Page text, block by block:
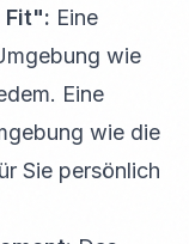
Fit": Eine
wie
Eine
wie die
Sie persönlich